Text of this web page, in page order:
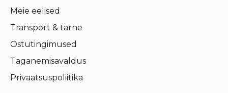
Meie eelised
Transport & tarne
Ostutingimused
Taganemisavaldus
Privaatsuspoliitika